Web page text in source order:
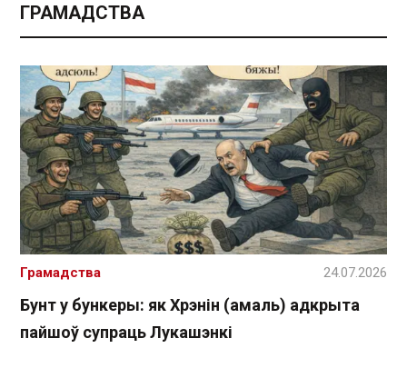
ГРАМАДСТВА
Бунт у бункеры: як Хрэнін (амаль) адкрыта
пайшоў супраць Лукашэнкі
Грамадства 24.07.2026